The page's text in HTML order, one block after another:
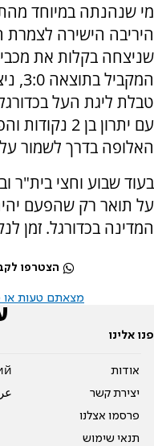
מי שנהנתה במיוחד
היריבה הישירה
שניצחה בקלות את
טבלת ליגת העל
עם יתרון בן
האלופה בדרך לשמור
בעוד שבוע וחצי בית"ר
על תואר רק שהפעם
המדינה בכדורגל. זמן
הצטרפו
מצאתם טעות או
פנו אלינו
אודות
יצירת קשר
פרסמו אצלנו
תנאי שימוש